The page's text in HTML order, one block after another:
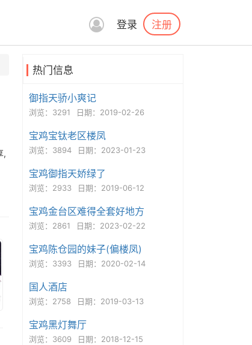
登录 注册
,
热门信息
御指天骄小爽记
浏览：3291 日期：2019-02-26
宝鸡宝钛老区楼凤
浏览：3894 日期：2023-01-23
宝鸡御指天娇绿了
浏览：2933 日期：2019-06-12
宝鸡金台区难得全套好地方
浏览：2861 日期：2023-02-22
宝鸡陈仓园的妹子(偏楼凤)
浏览：3393 日期：2020-02-14
国人酒店
浏览：2758 日期：2019-03-13
宝鸡黑灯舞厅
浏览：3609 日期：2018-12-15